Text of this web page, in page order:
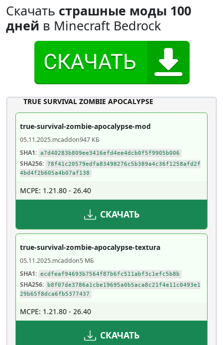
Скачать страшные моды 100
дней в Minecraft Bedrock
TRUE SURVIVAL ZOMBIE APOCALYPSE
true-survival-zombie-apocalypse-mod
05.11.2025.mcaddon947 КБ
SHA1: a7d40283b809ee3416efd4ee4dcb0f5f9905b006
SHA256: 78f41c20579edfa83498276c5b389a4c36f1258afd2f
4bd4f2b605a4b07af138
MCPE: 1.21.80 - 26.40
СКАЧАТЬ
true-survival-zombie-apocalypse-textura
05.11.2025.mcaddon5 МБ
SHA1: ecdfeaf94693b7564f87b6fc511abf3c1efc5b8b
SHA256:
b8f07de3786a1cbe19695a0b5aca8c21f4e11c0493e1
29b65f8dca6fb5377437
MCPE: 1.21.80 - 26.40
СКАЧАТЬ